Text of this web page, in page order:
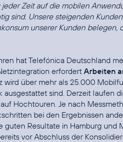
jeder Zeit auf die mobilen
sind. Unsere steigenden
unserer Kunden belegen,
hat Telefónica Deutschland
erfordert Arbeiten
wird über mehr als 25.000
ausgestattet sind. Derzeit laufen
Hochtouren. Je nach
bei den Ergebnissen
guten Resultate in Hamburg und
vor Abschluss der